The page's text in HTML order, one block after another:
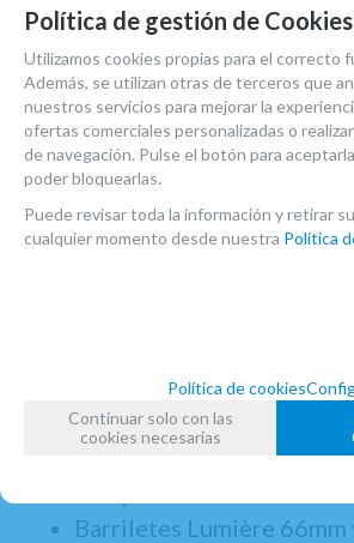
Sistema modular de
Anillo de fibra de carbono
Espigas de fibra de
Llaves doradas
Llave corrección de
resonancia de Fa grave
Llaves de trino en línea
Zapatillas en piel negra
Diseño personalizado de
Barriletes Lumière 66mm
Política de gestión de Cookies
Utilizamos cookies propias para el correcto
Además, se utilizan otras de terceros que
nuestros servicios para mejorar la
ofertas comerciales personalizadas o
de navegación. Pulse el botón para
poder bloquearlas.
Puede revisar toda la información y retirar
cualquier momento desde nuestra Política
Política de cookies
Continuar solo con las
cookies necesarias